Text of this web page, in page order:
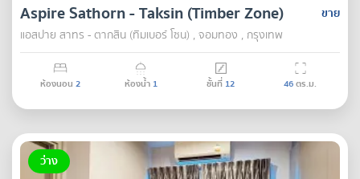
ขาย
Aspire Sathorn - Taksin (Timber Zone)
แอสปาย สาทร - ตากสิน (ทิมเบอร์ โซน) , จอมทอง , กรุงเทพ
ห้องนอน 2 ห้องน้ำ 1 ชั้นที่ 12 46ตร.ม.
ว่าง